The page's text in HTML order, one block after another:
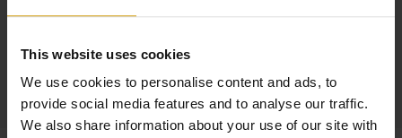
This website uses cookies
We use cookies to personalise content and ads, to
provide social media features and to analyse our traffic.
We also share information about your use of our site with
gestión de propiedades.
Leer más sobre nosotros